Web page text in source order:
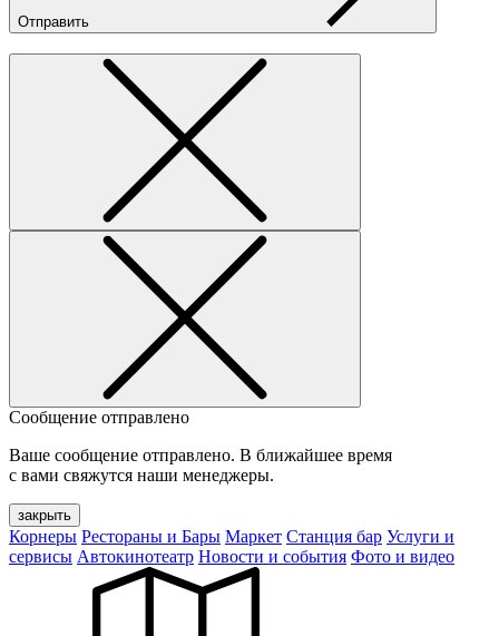
Отправить
Сообщение отправлено
Ваше сообщение отправлено. В ближайшее время
с вами свяжутся наши менеджеры.
закрыть
Корнеры Рестораны и Бары Маркет Станция бар Услуги и
сервисы Автокинотеатр Новости и события Фото и видео